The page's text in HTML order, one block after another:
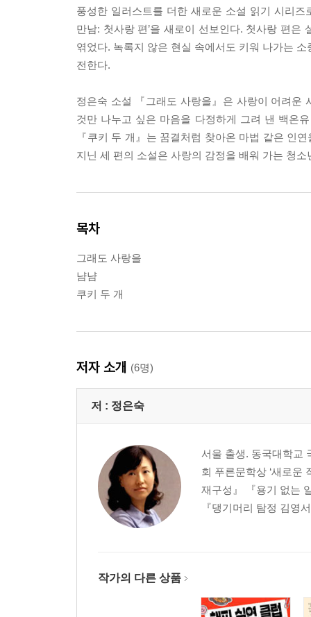
풍성한 일러스트를 더한 새로운 소설 읽기 시리
만남: 첫사랑 편’을 새로이 선보인다. 첫사랑 편
엮었다. 녹록지 않은 현실 속에서도 키워 나가는
전한다.
정은숙 소설 『그래도 사랑을』은 사랑이 어려운
것만 나누고 싶은 마음을 다정하게 그려 낸 백온
『쿠키 두 개』는 꿈결처럼 찾아온 마법 같은 인
지닌 세 편의 소설은 사랑의 감정을 배워 가는 청
목차
그래도 사랑을
냠냠
쿠키 두 개
저자 소개 (6명)
저 : 정은숙
서울 출생. 동국대학교
회 푸른문학상 ‘새로운
재구성』 『용기 없는
『댕기머리 탐정 김영
작가의 다른 상품